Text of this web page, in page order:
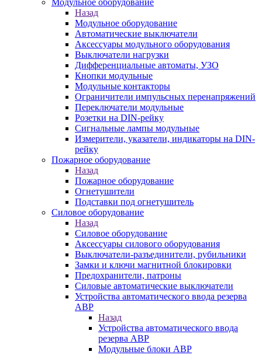
Модульное оборудование
Назад
Модульное оборудование
Автоматические выключатели
Аксессуары модульного оборудования
Выключатели нагрузки
Дифференциальные автоматы, УЗО
Кнопки модульные
Модульные контакторы
Ограничители импульсных перенапряжений
Переключатели модульные
Розетки на DIN-рейку
Сигнальные лампы модульные
Измерители, указатели, индикаторы на DIN-
рейку
Пожарное оборудование
Назад
Пожарное оборудование
Огнетушители
Подставки под огнетушитель
Силовое оборудование
Назад
Силовое оборудование
Аксессуары силового оборудования
Выключатели-разъединители, рубильники
Замки и ключи магнитной блокировки
Предохранители, патроны
Силовые автоматические выключатели
Устройства автоматического ввода резерва
АВР
Назад
Устройства автоматического ввода
резерва АВР
Модульные блоки АВР